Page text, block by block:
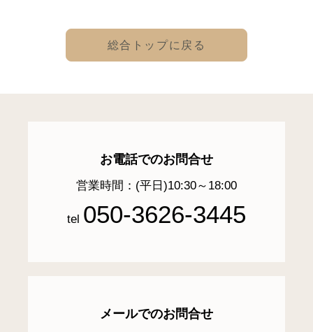
総合トップに戻る
お電話でのお問合せ
営業時間：(平日)10:30～18:00
tel 050-3626-3445
メールでのお問合せ